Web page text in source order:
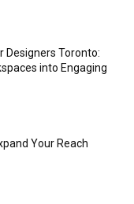
Designers Toronto:
into Engaging
Your Reach